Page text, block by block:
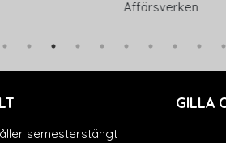
Länna Sport
semesterstängt
GILLA